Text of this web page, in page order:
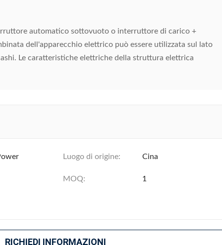
automatico sottovuoto o interruttore di carico +
dell'apparecchio elettrico può essere utilizzata sul lato
Le caratteristiche elettriche della struttura elettrica
Luogo di origine: Cina
MOQ: 1
RICHIEDI INFORMAZIONI